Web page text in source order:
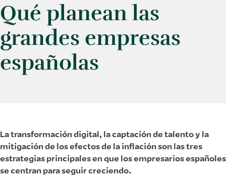
Qué planean las
grandes empresas
españolas
La transformación digital, la captación de talento y la
mitigación de los efectos de la inflación son las tres
estrategias principales en que los empresarios españoles
se centran para seguir creciendo.